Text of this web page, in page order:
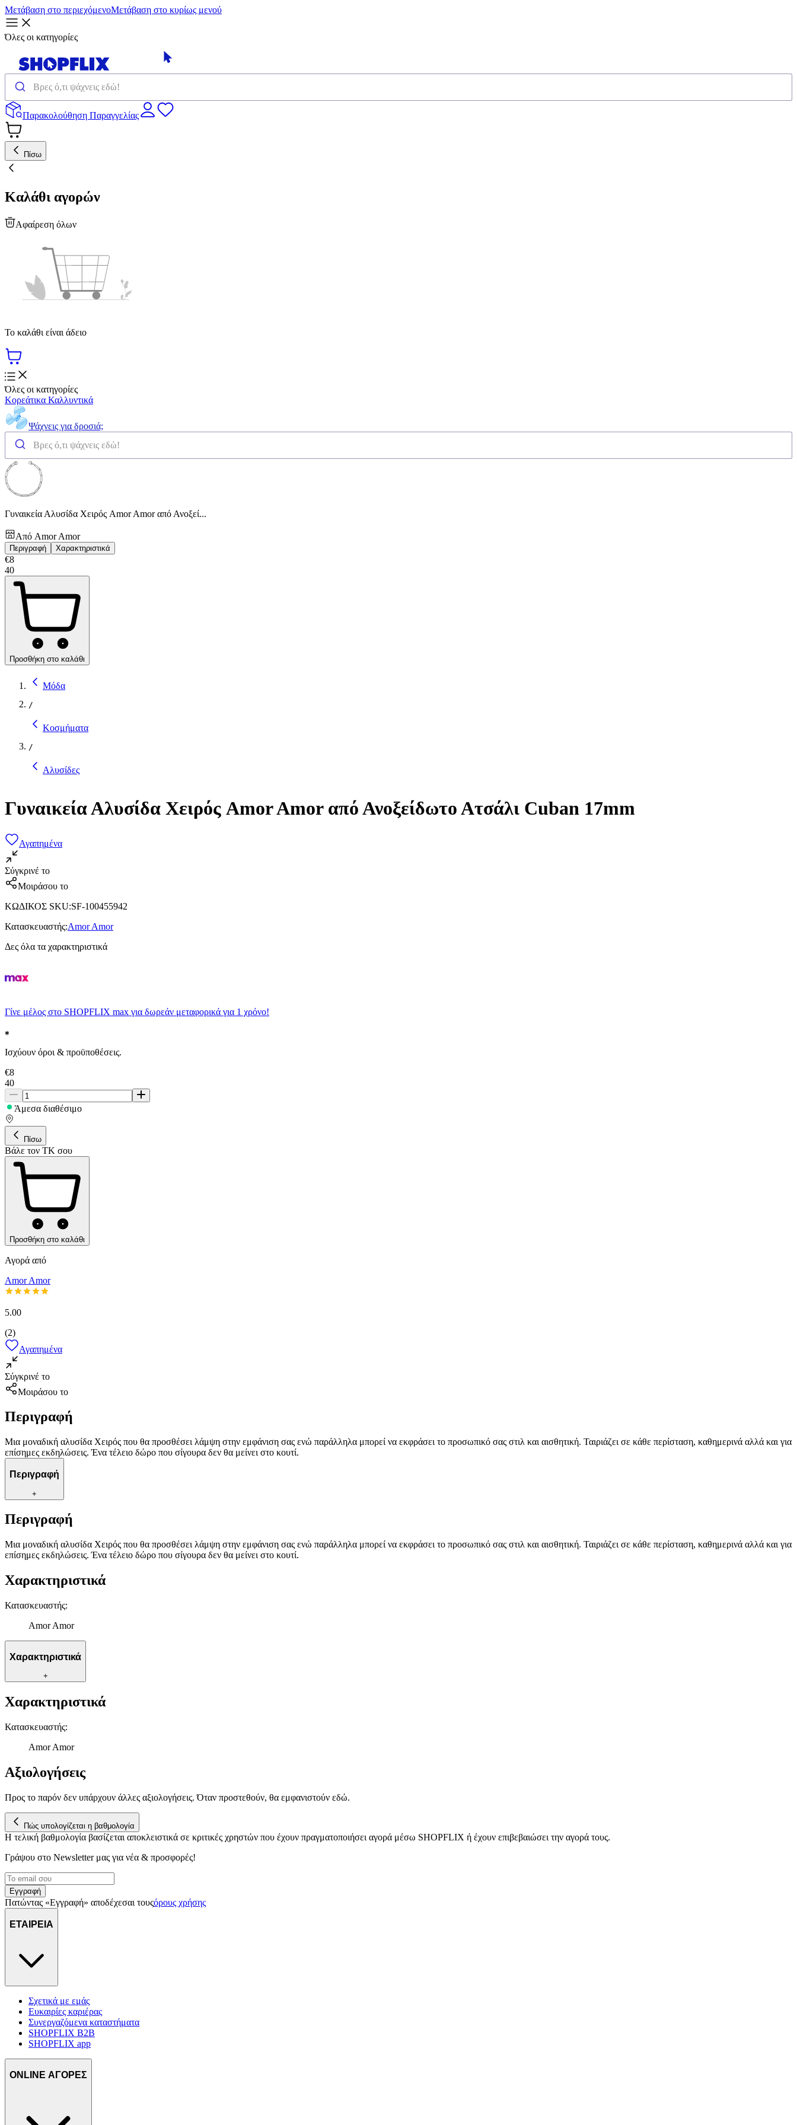
Μετάβαση στο περιεχόμενοΜετάβαση στο κυρίως μενού
Όλες οι κατηγορίες
Παρακολούθηση Παραγγελίας
Πίσω
Καλάθι αγορών
Αφαίρεση όλων
Το καλάθι είναι άδειο
Όλες οι κατηγορίες
Κορεάτικα Καλλυντικά
Ψάχνεις για δροσιά;
Γυναικεία Αλυσίδα Χειρός Amor Amor από Ανοξεί...
Από Amor Amor
Περιγραφή Χαρακτηριστικά
€8
40
Προσθήκη στο καλάθι
Μόδα
/
Κοσμήματα
/
Αλυσίδες
Γυναικεία Αλυσίδα Χειρός Amor Amor από Ανοξείδωτο Ατσάλι Cuban 17mm
Αγαπημένα
Σύγκρινέ το
Μοιράσου το
ΚΩΔΙΚΟΣ SKU:SF-100455942
Κατασκευαστής:Amor Amor
Δες όλα τα χαρακτηριστικά
Γίνε μέλος στο SHOPFLIX max για δωρεάν μεταφορικά για 1 χρόνο!
Ισχύουν όροι & προϋποθέσεις.
€8
40
Άμεσα διαθέσιμο
Πίσω
Βάλε τον ΤΚ σου
Προσθήκη στο καλάθι
Αγορά από
Amor Amor
5.00
(2)
Αγαπημένα
Σύγκρινέ το
Μοιράσου το
Περιγραφή
Μια μοναδική αλυσίδα Χειρός που θα προσθέσει λάμψη στην εμφάνιση σας ενώ παράλληλα μπορεί να εκφράσει το προσωπικό σας στιλ και αισθητική. Ταιριάζει σε κάθε περίσταση, καθημερινά αλλά και για
επίσημες εκδηλώσεις. Ένα τέλειο δώρο που σίγουρα δεν θα μείνει στο κουτί.
Περιγραφή
+
Περιγραφή
Μια μοναδική αλυσίδα Χειρός που θα προσθέσει λάμψη στην εμφάνιση σας ενώ παράλληλα μπορεί να εκφράσει το προσωπικό σας στιλ και αισθητική. Ταιριάζει σε κάθε περίσταση, καθημερινά αλλά και για
επίσημες εκδηλώσεις. Ένα τέλειο δώρο που σίγουρα δεν θα μείνει στο κουτί.
Χαρακτηριστικά
Κατασκευαστής:
Amor Amor
Χαρακτηριστικά
+
Χαρακτηριστικά
Κατασκευαστής:
Amor Amor
Αξιολογήσεις
Προς το παρόν δεν υπάρχουν άλλες αξιολογήσεις. Όταν προστεθούν, θα εμφανιστούν εδώ.
Πώς υπολογίζεται η βαθμολογία
Η τελική βαθμολογία βασίζεται αποκλειστικά σε κριτικές χρηστών που έχουν πραγματοποιήσει αγορά μέσω SHOPFLIX ή έχουν επιβεβαιώσει την αγορά τους.
Γράψου στο Νewsletter μας για νέα & προσφορές!
Εγγραφή
Πατώντας «Εγγραφή» αποδέχεσαι τουςόρους χρήσης
ΕΤΑΙΡΕΙΑ
Σχετικά με εμάς
Ευκαιρίες καριέρας
Συνεργαζόμενα καταστήματα
SHOPFLIX B2B
SHOPFLIX app
ONLINE ΑΓΟΡΕΣ